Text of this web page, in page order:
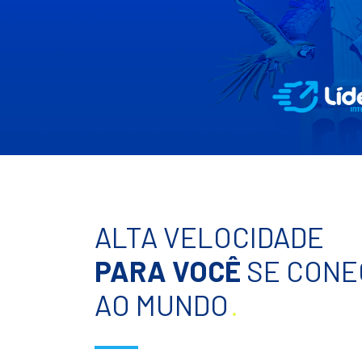
ALTA VELOCIDADE
PARA VOCÊ SE
AO MUNDO.